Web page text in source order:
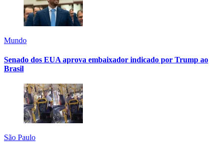
Mundo
Senado dos EUA aprova embaixador indicado por Trump ao
Brasil
São Paulo